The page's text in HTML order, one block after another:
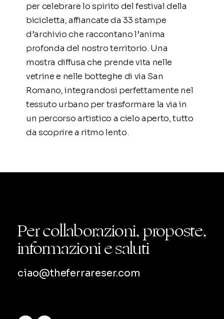
per celebrare lo spirito del festival della
bicicletta, affiancate da 33 stampe
d’archivio che raccontano l’anima
profonda del nostro territorio. Una
mostra diffusa che prende vita nelle
vetrine e nelle botteghe di via San
Romano, integrandosi perfettamente nel
tessuto urbano per trasformare la via in
un percorso artistico a cielo aperto, tutto
da scoprire a ritmo lento.
Per collaborazioni, proposte,
informazioni e saluti
ciao@theferrareser.com